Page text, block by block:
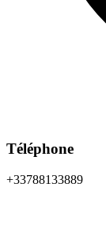
Téléphone
+33788133889